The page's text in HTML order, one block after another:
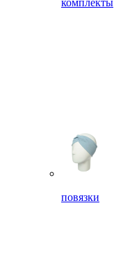
комплекты
повязки